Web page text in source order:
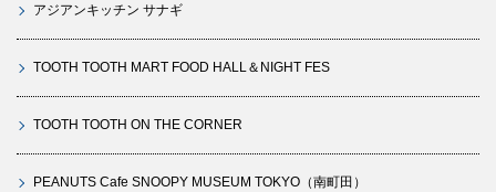
アジアンキッチン サナギ
TOOTH TOOTH MART FOOD HALL＆NIGHT FES
TOOTH TOOTH ON THE CORNER
PEANUTS Cafe SNOOPY MUSEUM TOKYO（南町田）